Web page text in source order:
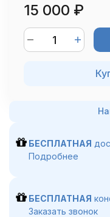
15 000 ₽
БЕСПЛАТНАЯ
Подробнее
БЕСПЛАТНАЯ
Заказать звонок